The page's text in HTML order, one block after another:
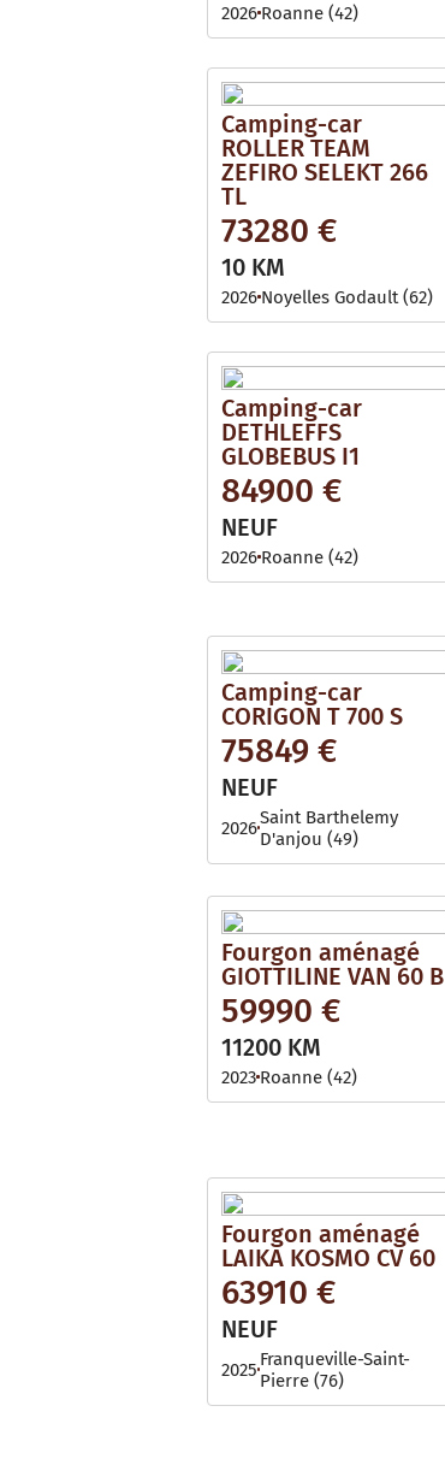
2026 Roanne (42)
Camping-car
ROLLER TEAM
ZEFIRO SELEKT 266
TL
73280 €
10 KM
2026 Noyelles Godault (62)
Camping-car
DETHLEFFS
GLOBEBUS I1
84900 €
NEUF
2026 Roanne (42)
Camping-car
CORIGON T 700 S
75849 €
NEUF
2026Saint Barthelemy
D'anjou (49)
Fourgon aménagé
GIOTTILINE VAN 60 B
59990 €
11200 KM
2023 Roanne (42)
Fourgon aménagé
LAIKA KOSMO CV 60
63910 €
NEUF
2025 Franqueville-Saint-
Pierre (76)